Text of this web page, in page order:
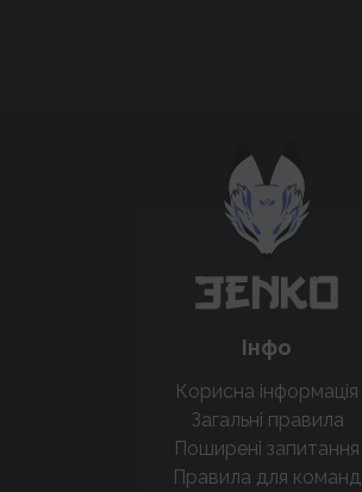
крутих нововведень
Підтримати проєкт
Інфо
Корисна інформація
Загальні правила
Поширені запитання
Правила для команд